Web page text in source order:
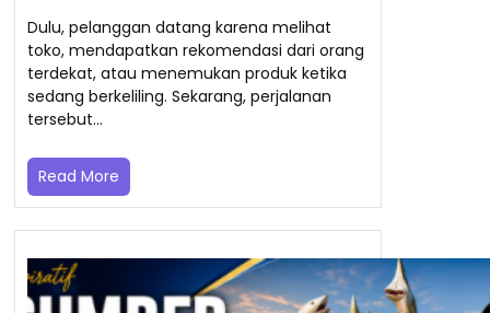
Dulu, pelanggan datang karena melihat
toko, mendapatkan rekomendasi dari orang
terdekat, atau menemukan produk ketika
sedang berkeliling. Sekarang, perjalanan
tersebut…
Read More